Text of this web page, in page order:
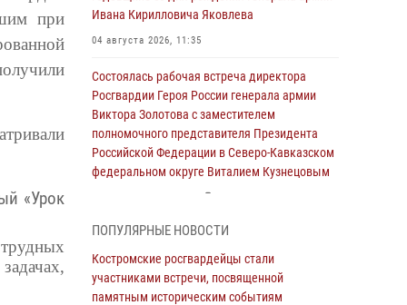
при
«Урок
Ивана Кирилловича Яковлева
04 августа 2026, 11:35
Состоялась рабочая встреча директора
Росгвардии Героя России генерала армии
Виктора Золотова с заместителем
полномочного представителя Президента
Российской Федерации в Северо-Кавказском
федеральном округе Виталием Кузнецовым
Росгвардейцы знакомят костромичей со
службой в ведомстве
31 июля 2026, 06:48 1
ПОПУЛЯРНЫЕ НОВОСТИ
Костромские росгвардейцы стали
участниками встречи, посвященной
памятным историческим событиям